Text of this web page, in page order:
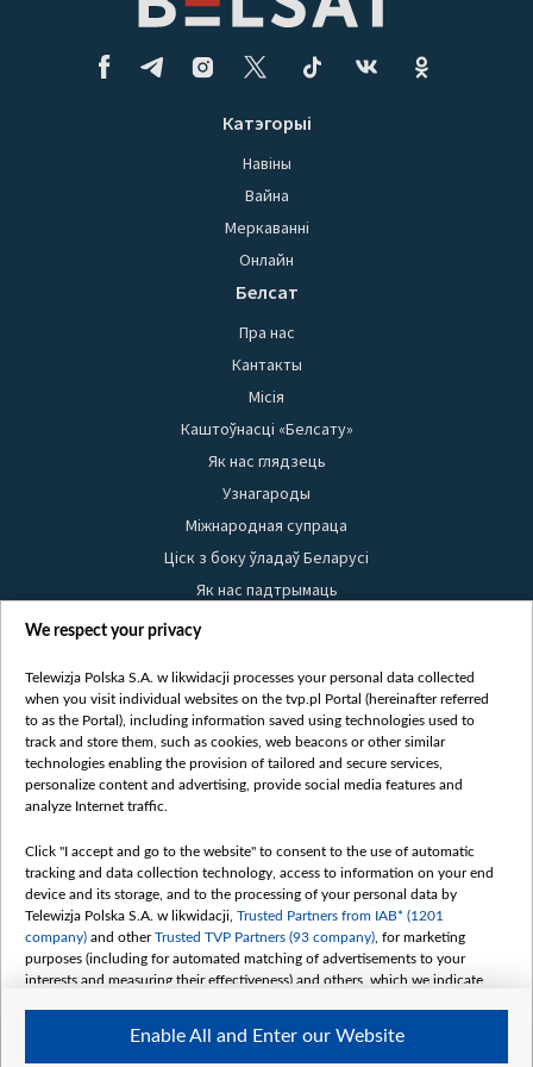
Катэгорыі
Навіны
Вайна
Меркаванні
Онлайн
Белсат
Пра нас
Кантакты
Місія
Каштоўнасці «Белсату»
Як нас глядзець
Узнагароды
Міжнародная супраца
Ціск з боку ўладаў Беларусі
Як нас падтрымаць
Правілы выкарыстання матэрыялаў
Бяспека
Youtube
Белсат news
Белсат Shorts
Жэстачайшы мульт
Belsat English
Biełsat PL
Белсат Now
Белсат History
Белсат Music
Белсат Doc
We respect your privacy
Telewizja Polska S.A. w likwidacji processes your personal data collected
when you visit individual websites on the tvp.pl Portal (hereinafter referred
to as the Portal), including information saved using technologies used to
track and store them, such as cookies, web beacons or other similar
technologies enabling the provision of tailored and secure services,
personalize content and advertising, provide social media features and
analyze Internet traffic.
Click "I accept and go to the website" to consent to the use of automatic
tracking and data collection technology, access to information on your end
device and its storage, and to the processing of your personal data by
Telewizja Polska S.A. w likwidacji, Trusted Partners from IAB* (1201
company) and otherTrusted TVP Partners (93 company) , for marketing
purposes (including for automated matching of advertisements to your
interests and measuring their effectiveness) and others, which we indicate
The purposes of processing your data by TVP S.A. w likwidacji are as
follows:
Enable All and Enter our Website